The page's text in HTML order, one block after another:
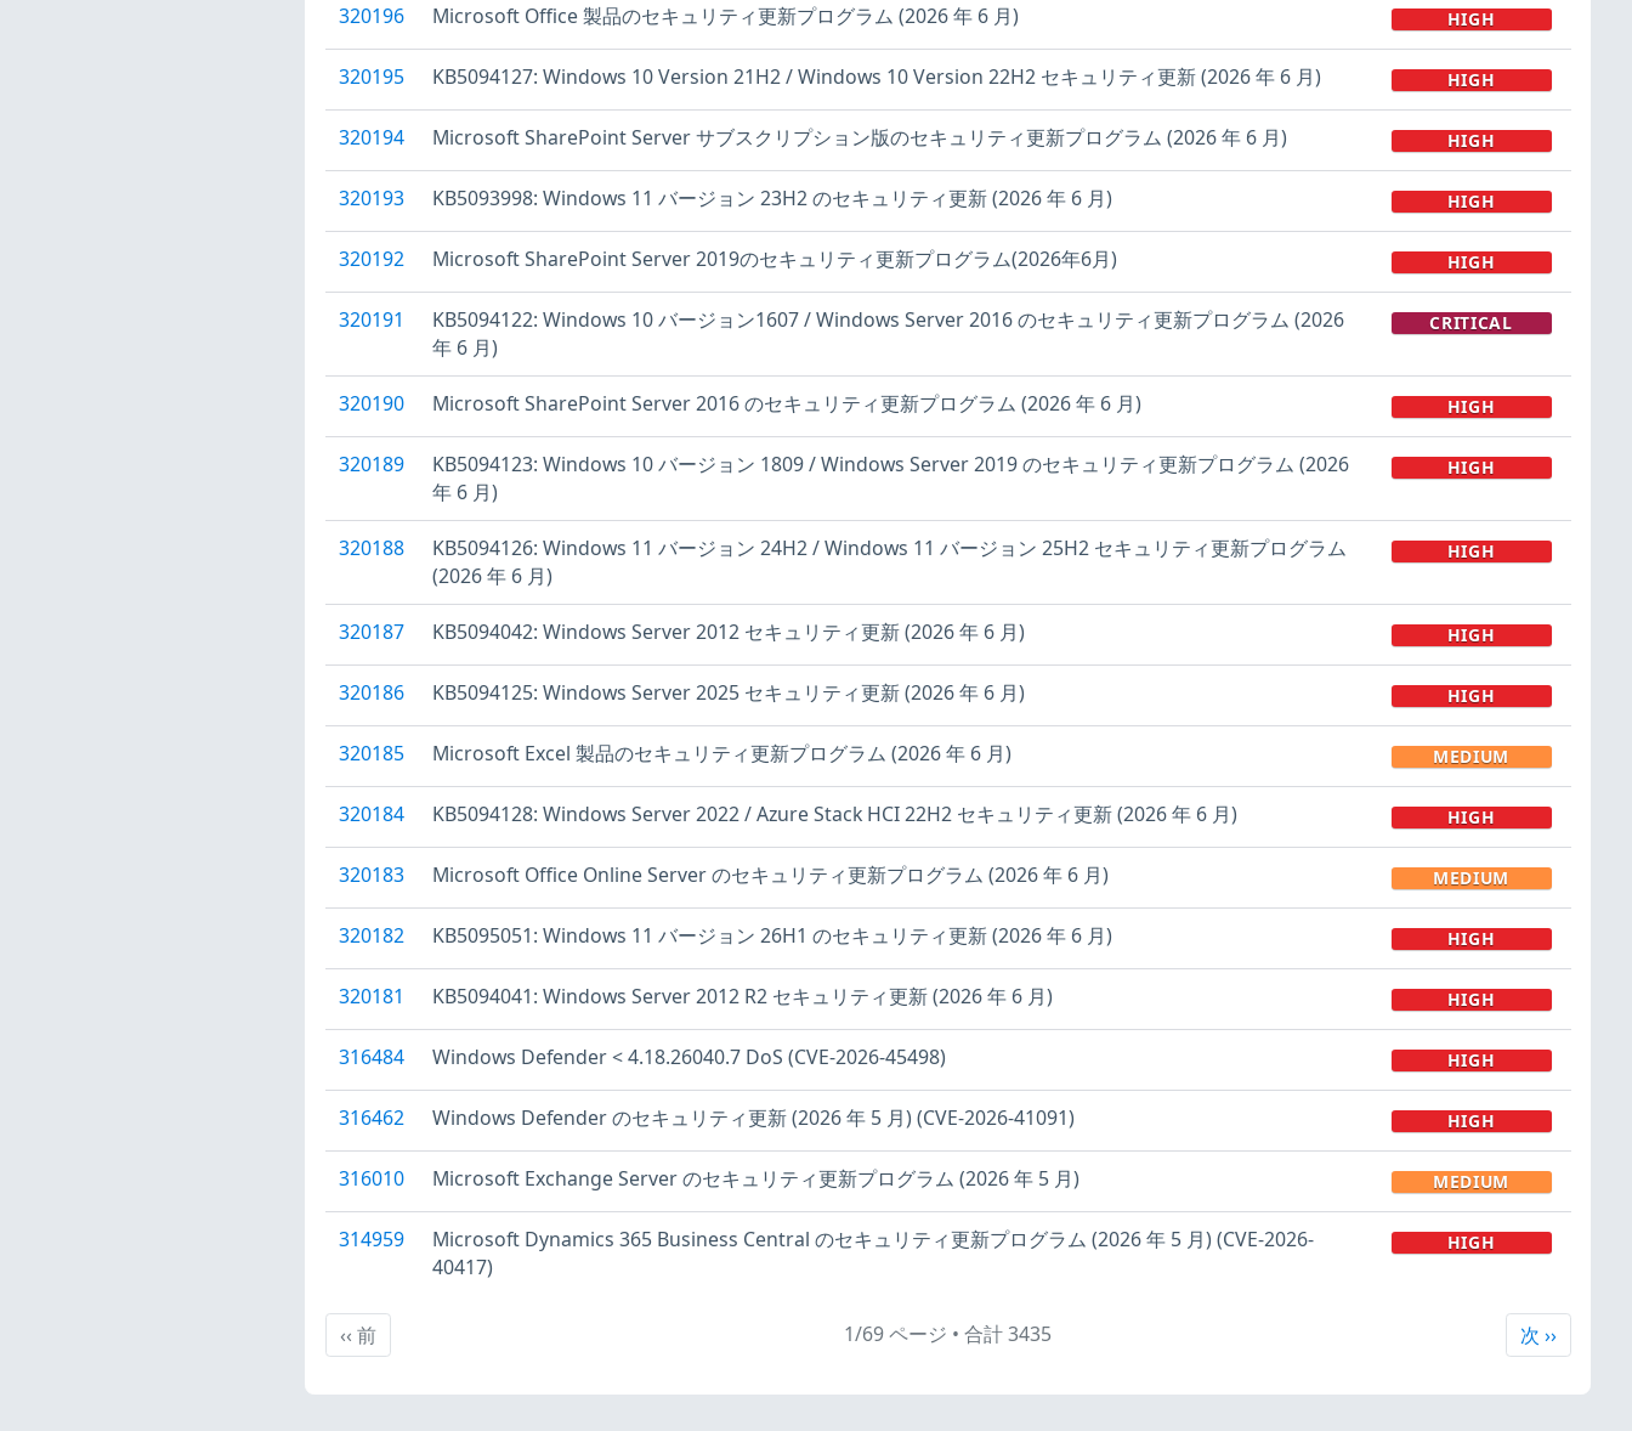
320196 Microsoft Office 製品のセキュリティ更新プログラム (2026 年 6 月) HIGH
320195 KB5094127: Windows 10 Version 21H2 / Windows 10 Version 22H2 セキュリティ更新 (2026 年 6 月) HIGH
320194 Microsoft SharePoint Server サブスクリプション版のセキュリティ更新プログラム (2026 年 6 月) HIGH
320193 KB5093998: Windows 11 バージョン 23H2 のセキュリティ更新 (2026 年 6 月) HIGH
320192 Microsoft SharePoint Server 2019のセキュリティ更新プログラム(2026年6月) HIGH
320191
KB5094122: Windows 10 バージョン1607 / Windows Server 2016 のセキュリティ更新プログラム (2026
年 6 月)
CRITICAL
320190 Microsoft SharePoint Server 2016 のセキュリティ更新プログラム (2026 年 6 月) HIGH
320189
KB5094123: Windows 10 バージョン 1809 / Windows Server 2019 のセキュリティ更新プログラム (2026
年 6 月)
HIGH
320188
KB5094126: Windows 11 バージョン 24H2 / Windows 11 バージョン 25H2 セキュリティ更新プログラム
(2026 年 6 月)
HIGH
320187 KB5094042: Windows Server 2012 セキュリティ更新 (2026 年 6 月) HIGH
320186 KB5094125: Windows Server 2025 セキュリティ更新 (2026 年 6 月) HIGH
320185 Microsoft Excel 製品のセキュリティ更新プログラム (2026 年 6 月) MEDIUM
320184 KB5094128: Windows Server 2022 / Azure Stack HCI 22H2 セキュリティ更新 (2026 年 6 月) HIGH
320183 Microsoft Office Online Server のセキュリティ更新プログラム (2026 年 6 月) MEDIUM
320182 KB5095051: Windows 11 バージョン 26H1 のセキュリティ更新 (2026 年 6 月) HIGH
320181 KB5094041: Windows Server 2012 R2 セキュリティ更新 (2026 年 6 月) HIGH
316484 Windows Defender < 4.18.26040.7 DoS (CVE-2026-45498) HIGH
316462 Windows Defender のセキュリティ更新 (2026 年 5 月) (CVE-2026-41091) HIGH
316010 Microsoft Exchange Server のセキュリティ更新プログラム (2026 年 5 月) MEDIUM
314959
Microsoft Dynamics 365 Business Central のセキュリティ更新プログラム (2026 年 5 月) (CVE-2026-
40417)
HIGH
‹‹ 前前 1/69 ページ •合計 3435 次
次 ››